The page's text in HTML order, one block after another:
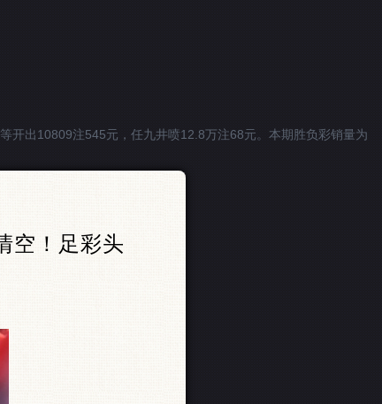
开出10809注545元，任九井喷12.8万注68元。本期胜负彩销量为
空！足彩头